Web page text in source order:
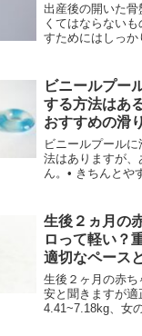
出産後の開いた
くてはならない
すためにはしっか
めてみましたぜ
を参考にご自身
ビニールプー
する方法はあ
おすすめの滑
ビニールプール
法はありますが
ん。• きちんとや
滑ったときに壊
限が感覚知なの...
生後２ヵ月の
ロって軽い？
適切なペース
生後２ヶ月の赤ち
安と聞きますが
4.41~7.18kg、女